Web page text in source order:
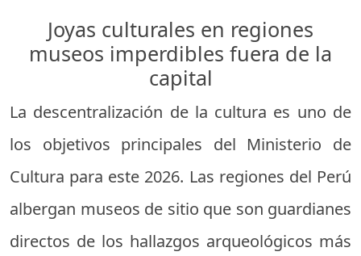
Joyas culturales en regiones
museos imperdibles fuera de la
capital
La descentralización de la cultura es uno de
los objetivos principales del Ministerio de
Cultura para este 2026. Las regiones del Perú
albergan museos de sitio que son guardianes
directos de los hallazgos arqueológicos más